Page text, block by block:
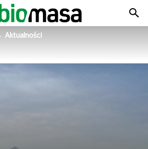
Aktualności